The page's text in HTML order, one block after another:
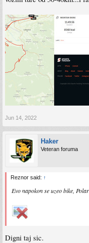
Jun 14, 2022
Haker
Veteran foruma
Reznor said: ↑
Evo napokon se uzeo bike,
Digni taj sic.